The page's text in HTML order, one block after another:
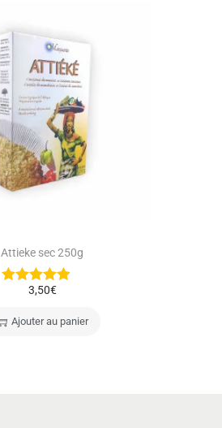
Attieke sec 250g
3,50€
Ajouter au panier